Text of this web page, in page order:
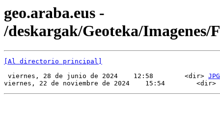
geo.araba.eus -
/deskargak/Geoteka/Imagenes/
[Al directorio principal]
viernes, 28 de junio de 2024    12:58        <dir> JPG
viernes, 22 de noviembre de 2024    15:54        <dir>